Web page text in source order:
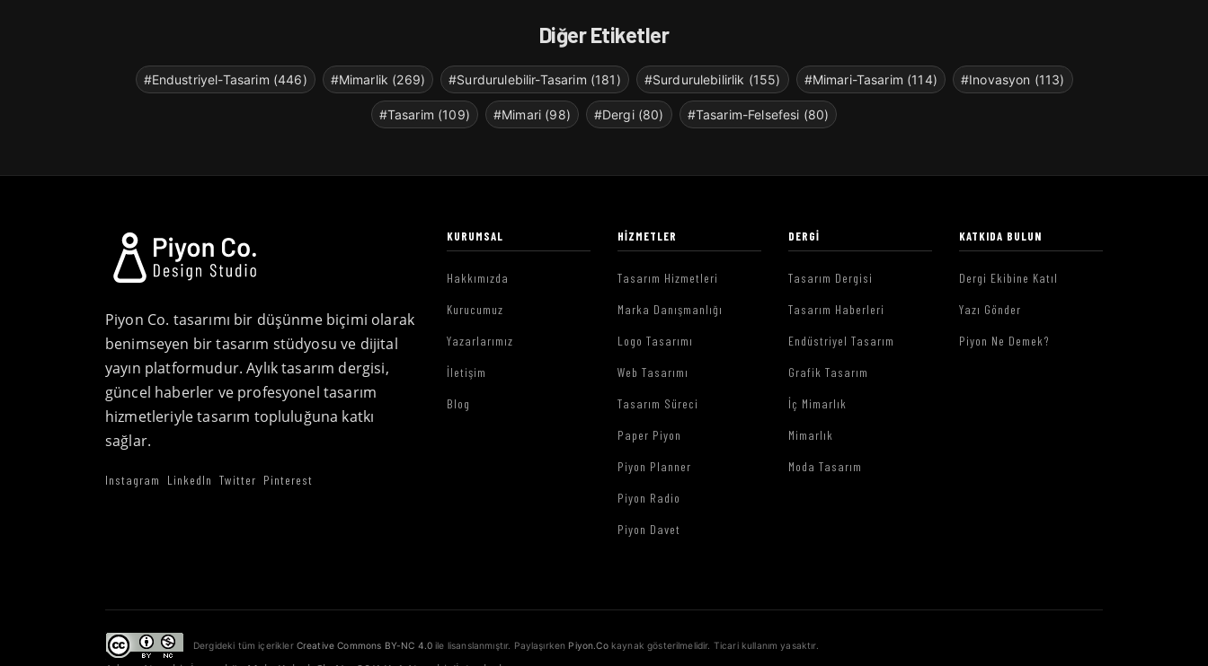
Diğer Etiketler
#Endustriyel-Tasarim (446) #Mimarlik (269) #Surdurulebilir-Tasarim (181) #Surdurulebilirlik (155) #Mimari-Tasarim (114) #Inovasyon (113)
#Tasarim (109) #Mimari (98) #Dergi (80) #Tasarim-Felsefesi (80)
Piyon Co. tasarımı bir düşünme biçimi olarak
benimseyen bir tasarım stüdyosu ve dijital
yayın platformudur. Aylık tasarım dergisi,
güncel haberler ve profesyonel tasarım
hizmetleriyle tasarım topluluğuna katkı
sağlar.
Instagram LinkedIn Twitter Pinterest
KURUMSAL
Hakkımızda
Kurucumuz
Yazarlarımız
İletişim
Blog
HIZMETLER
Tasarım Hizmetleri
Marka Danışmanlığı
Logo Tasarımı
Web Tasarımı
Tasarım Süreci
Paper Piyon
Piyon Planner
Piyon Radio
Piyon Davet
DERGI
Tasarım Dergisi
Tasarım Haberleri
Endüstriyel Tasarım
Grafik Tasarım
İç Mimarlık
Mimarlık
Moda Tasarım
KATKIDA BULUN
Dergi Ekibine Katıl
Yazı Gönder
Piyon Ne Demek?
Dergideki tüm içerikler Creative Commons BY-NC 4.0 ile lisanslanmıştır. Paylaşırken Piyon.Cokaynak gösterilmelidir. Ticari kullanım yasaktır.